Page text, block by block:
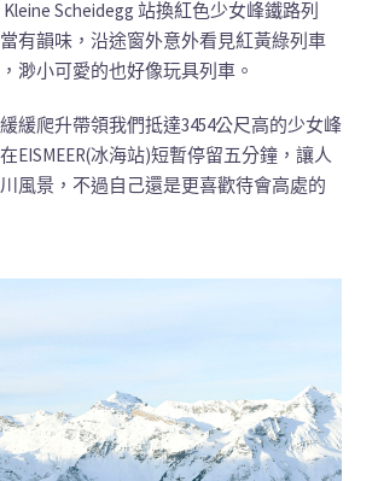
Scheidegg 站換紅色少女峰鐵路列
有韻味，沿途窗外意外看見紅黃綠列車
渺小可愛的也好像玩具列車。
緩爬升帶領我們抵達3454公尺高的少女峰
EISMEER(冰海站)短暫停留五分鐘，讓人
風景，不過自己還是更喜歡待會高處的